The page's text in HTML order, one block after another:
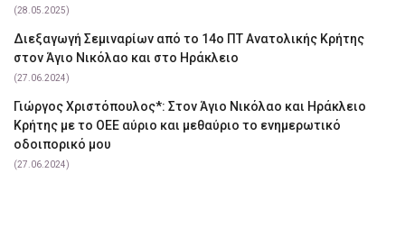
(28.05.2025)
Διεξαγωγή Σεμιναρίων από το 14ο ΠΤ Ανατολικής Κρήτης
στον Άγιο Νικόλαο και στο Ηράκλειο
(27.06.2024)
Γιώργος Χριστόπουλος*: Στον Άγιο Νικόλαο και Ηράκλειο
Κρήτης με το ΟΕΕ αύριο και μεθαύριο το ενημερωτικό
οδοιπορικό μου
(27.06.2024)